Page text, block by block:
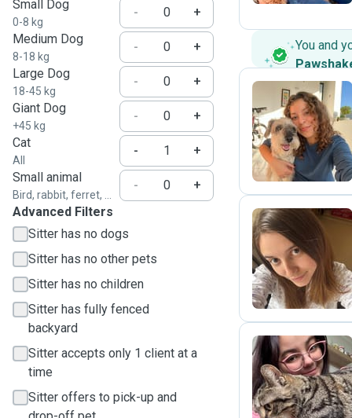
Small Dog
0-8 kg
-
+
Medium Dog
8-18 kg
-
+
Large Dog
18-45 kg
-
+
Giant Dog
+45 kg
-
+
Cat
All
-
+
Small animal
Bird, rabbit, ferret, ...
-
+
Advanced Filters
Sitter has no dogs
Sitter has no other pets
Sitter has no children
Sitter has fully fenced
backyard
Sitter accepts only 1 client at a
time
Sitter offers to pick-up and
You and
M
A
A